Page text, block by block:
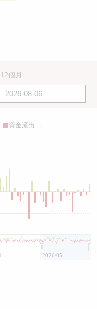
12個月
資金流出 -
2026/05